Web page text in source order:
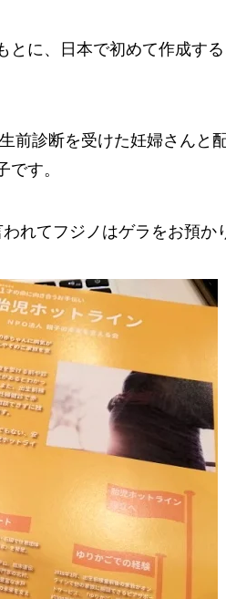
とに、日本で初めて作成す
診断を受けた妊婦さんと
す。
れてフジノはゲラをお預か